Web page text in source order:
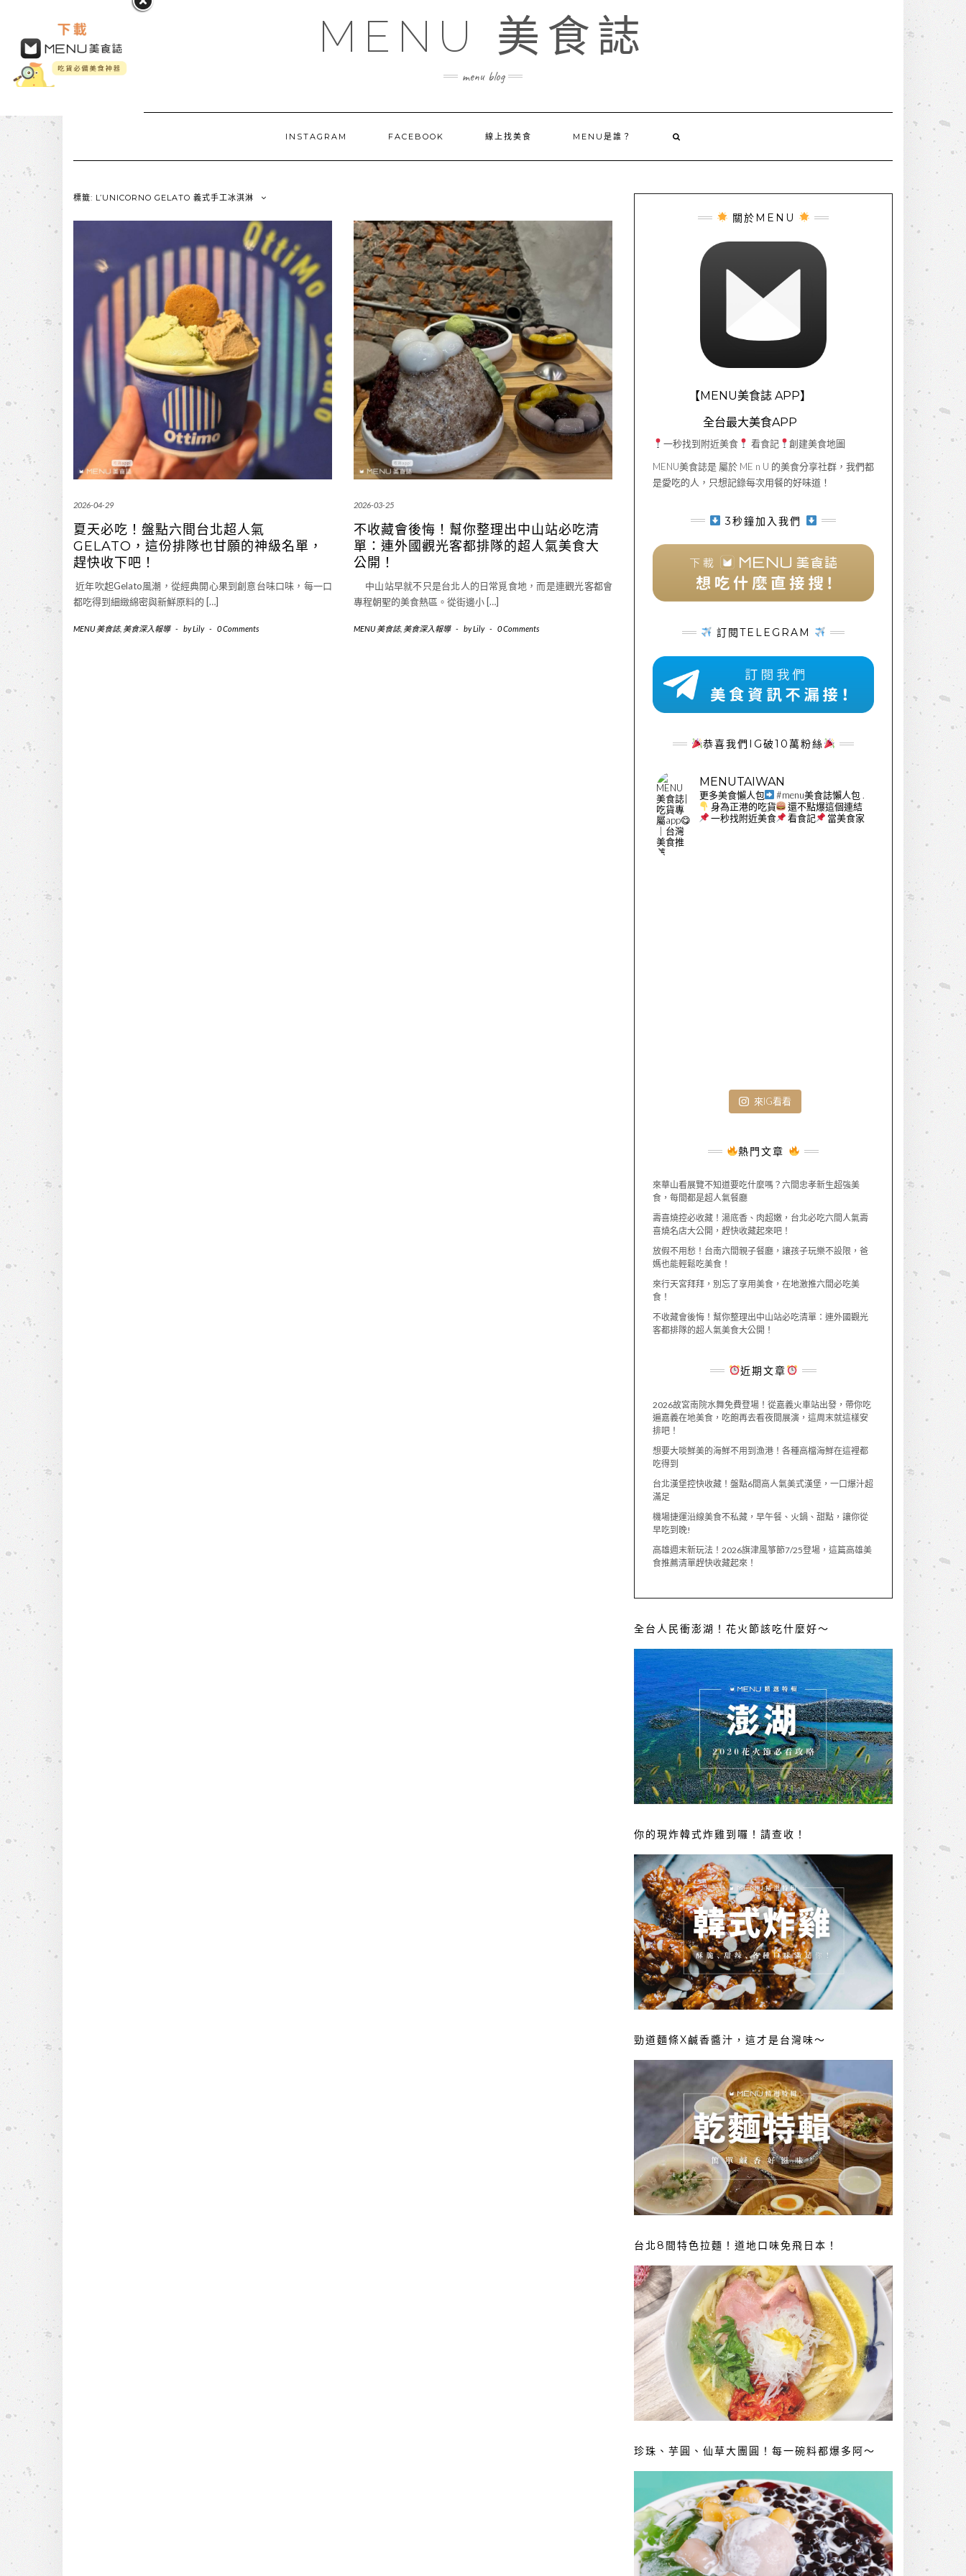
MENU 美食誌
menu blog
INSTAGRAM FACEBOOK 線上找美食 MENU是誰？
標籤: L’UNICORNO GELATO 義式手工冰淇淋
2026-04-29
夏天必吃！盤點六間台北超人氣
GELATO，這份排隊也甘願的神級名單，
趕快收下吧！
近年吹起Gelato風潮，從經典開心果到創意台味口味，每一口
都吃得到細緻綿密與新鮮原料的 […]
MENU 美食誌, 美食深入報導 - byLily - 0 Comments
2026-03-25
不收藏會後悔！幫你整理出中山站必吃清
單：連外國觀光客都排隊的超人氣美食大
公開！
中山站早就不只是台北人的日常覓食地，而是連觀光客都會
專程朝聖的美食熱區。從街邊小 […]
MENU 美食誌, 美食深入報導 - byLily - 0 Comments
關於MENU
【MENU美食誌 APP】
全台最大美食APP
一秒找到附近美食 看食記
創建美食地圖
MENU美食誌是 屬於 ME n U 的美食分享社群，我們都
是愛吃的人，只想記錄每次用餐的好味道！
3秒鐘加入我們
訂閱TELEGRAM
恭喜我們IG破10萬粉絲
MENUTAIWAN
更多美食懶人包 #menu美食誌懶人包 .
身為正港的吃貨
還不點爆這個連結
一秒找附近美食
看食記 當美食家
來IG看看
熱門文章
來華山看展覽不知道要吃什麼嗎？六間忠孝新生超強美
食，每間都是超人氣餐廳
壽喜燒控必收藏！湯底香、肉超嫩，台北必吃六間人氣壽
喜燒名店大公開，趕快收藏起來吧！
放假不用愁！台南六間親子餐廳，讓孩子玩樂不設限，爸
媽也能輕鬆吃美食！
來行天宮拜拜，別忘了享用美食，在地激推六間必吃美
食！
不收藏會後悔！幫你整理出中山站必吃清單：連外國觀光
客都排隊的超人氣美食大公開！
近期文章
2026故宮南院水舞免費登場！從嘉義火車站出發，帶你吃
遍嘉義在地美食，吃飽再去看夜間展演，這周末就這樣安
排吧！
想要大啖鮮美的海鮮不用到漁港！各種高檔海鮮在這裡都
吃得到
台北漢堡控快收藏！盤點6間高人氣美式漢堡，一口爆汁超
滿足
機場捷運沿線美食不私藏，早午餐、火鍋、甜點，讓你從
早吃到晚!
高雄週末新玩法！2026旗津風箏節7/25登場，這篇高雄美
食推薦清單趕快收藏起來！
全台人民衝澎湖！花火節該吃什麼好～
你的現炸韓式炸雞到囉！請查收！
勁道麵條X鹹香醬汁，這才是台灣味～
台北8間特色拉麵！道地口味免飛日本！
珍珠、芋圓、仙草大團圓！每一碗料都爆多阿～